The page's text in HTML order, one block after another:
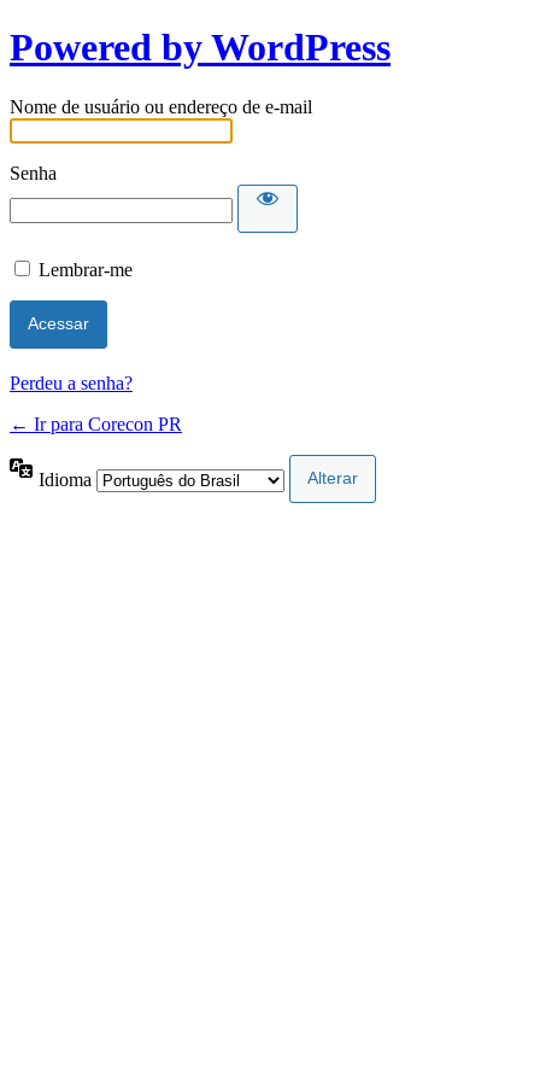
Powered by WordPress
Nome de usuário ou endereço de e-mail
Senha
Lembrar-me
Perdeu a senha?
← Ir para Corecon PR
Idioma